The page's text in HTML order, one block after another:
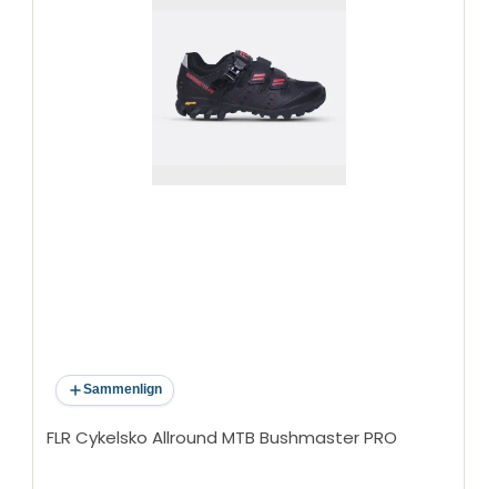
Sammenlign
FLR Cykelsko Allround MTB Bushmaster PRO